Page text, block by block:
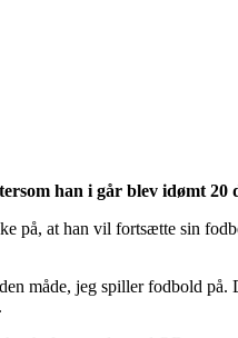
han i går blev idømt 20
på, at han vil fortsætte sin
måde, jeg spiller fodbold